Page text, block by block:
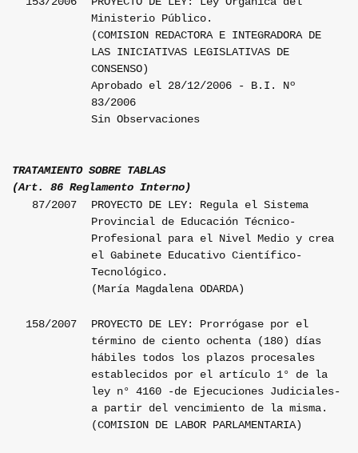
Ministerio Público.
(COMISION REDACTORA E INTEGRADORA DE
LAS INICIATIVAS LEGISLATIVAS DE
CONSENSO)
Aprobado el 28/12/2006 - B.I. Nº
83/2006
Sin Observaciones
TRATAMIENTO SOBRE TABLAS
(Art. 86 Reglamento Interno)
87/2007
PROYECTO DE LEY: Regula el Sistema
Provincial de Educación Técnico-
Profesional para el Nivel Medio y crea
el Gabinete Educativo Científico-
Tecnológico.
(María Magdalena ODARDA)
158/2007
PROYECTO DE LEY: Prorrógase por el
término de ciento ochenta (180) días
hábiles todos los plazos procesales
establecidos por el artículo 1° de la
ley n° 4160 -de Ejecuciones Judiciales-
a partir del vencimiento de la misma.
(COMISION DE LABOR PARLAMENTARIA)